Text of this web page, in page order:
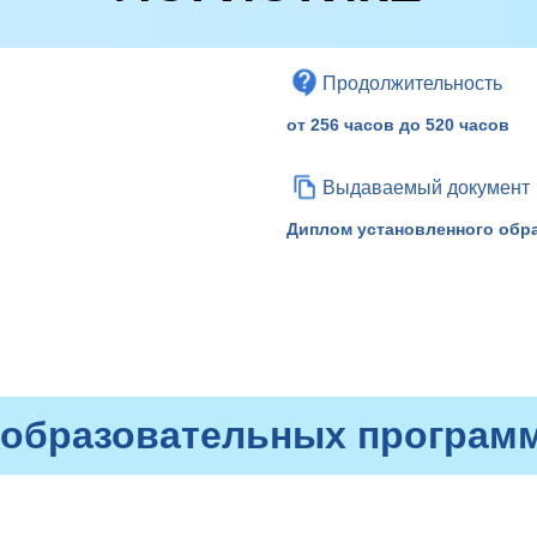
Продолжительность
от 256 часов до 520 часов
Выдаваемый документ
Диплом установленного